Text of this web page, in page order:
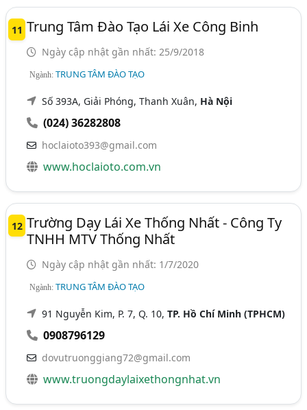
11 Trung Tâm Đào Tạo Lái Xe Công Binh
Ngày cập nhật gần nhất: 25/9/2018
Ngành:TRUNG TÂM ĐÀO TẠO
Số 393A, Giải Phóng, Thanh Xuân, Hà Nội
(024) 36282808
hoclaioto393@gmail.com
www.hoclaioto.com.vn
12 Trường Dạy Lái Xe Thống Nhất - Công Ty
TNHH MTV Thống Nhất
Ngày cập nhật gần nhất: 1/7/2020
Ngành:TRUNG TÂM ĐÀO TẠO
91 Nguyễn Kim, P. 7, Q. 10,TP. Hồ Chí Minh (TPHCM)
0908796129
dovutruonggiang72@gmail.com
www.truongdaylaixethongnhat.vn